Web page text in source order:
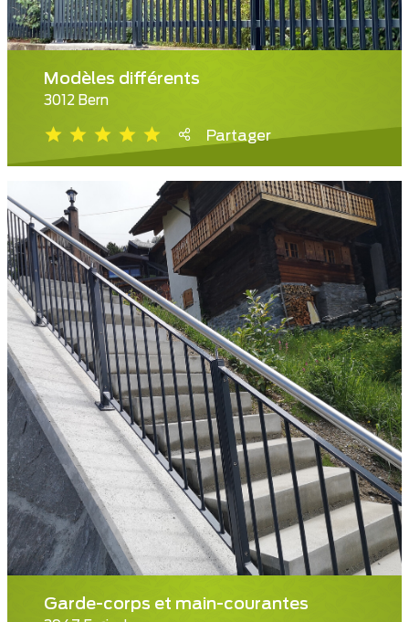
Modèles différents
3012 Bern
Partager
Garde-corps et main-courantes